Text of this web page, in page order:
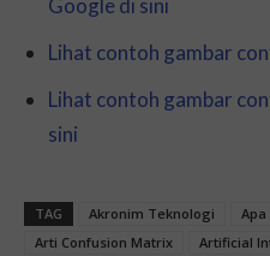
Google di sini
Lihat contoh gambar
Lihat contoh gambar
sini
TAG Akronim Teknologi
Arti Confusion Matrix
Artificial